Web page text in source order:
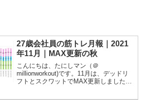
27歳会社員の筋トレ月報｜2021
年11月｜MAX更新の秋
こんにちは、たにしマン（＠
millionworkout)です。11月は、デッドリ
フトとスクワットでMAX更新しました！